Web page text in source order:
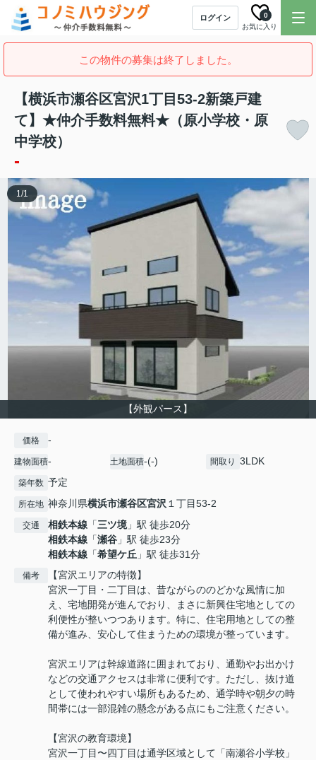
ログイン
お気に入り
0
この物件の募集は終了しました。
【横浜市瀬谷区宮沢1丁目53-2新築戸建
て】★仲介手数料無料★（原小学校・原
中学校）
-
【外観パース】
1/1
価格 -
建物面積- 土地面積-(-) 間取り 3LDK
築年数 予定
所在地 神奈川県横浜市瀬谷区宮沢１丁目53-2
交通 相鉄本線 「三ツ境」駅 徒歩20分
相鉄本線 「瀬谷 」駅 徒歩23分
相鉄本線 「希望ケ丘 」駅 徒歩31分
備考
【宮沢エリアの特徴】
宮沢一丁目・二丁目は、昔ながらののどかな風情に加
え、宅地開発が進んでおり、まさに新興住宅地としての
利便性が整いつつあります。特に、住宅用地としての整
備が進み、安心して住まうための環境が整っています。
宮沢エリアは幹線道路に囲まれており、通勤やお出かけ
などの交通アクセスは非常に便利です。ただし、抜け道
として使われやすい場所もあるため、通学時や朝夕の時
間帯には一部混雑の懸念がある点にもご注意ください。
【宮沢の教育環境】
宮沢一丁目〜四丁目は通学区域として「南瀬谷小学校」